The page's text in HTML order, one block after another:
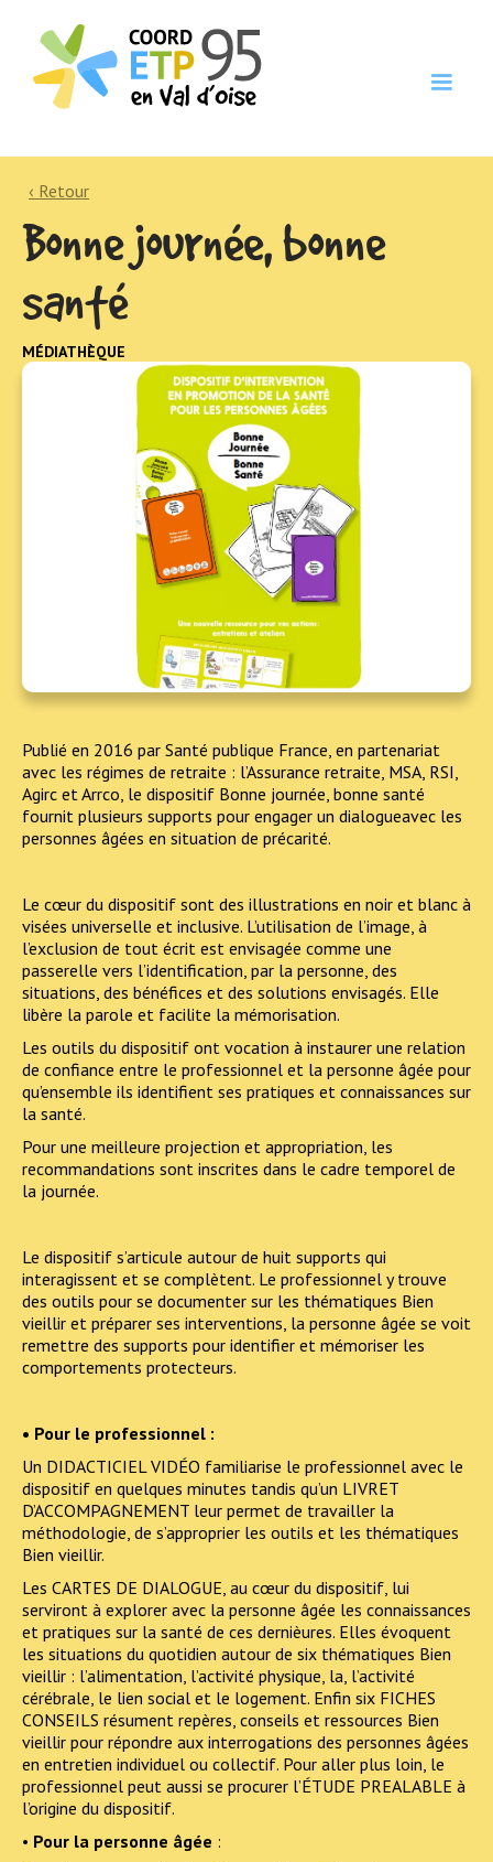
‹ Retour
Bonne journée, bonne
santé
MÉDIATHÈQUE
Publié en 2016 par Santé publique France, en partenariat
avec les régimes de retraite : l’Assurance retraite, MSA, RSI,
Agirc et Arrco, le dispositif Bonne journée, bonne santé
fournit plusieurs supports pour engager un dialogueavec les
personnes âgées en situation de précarité.
Le cœur du dispositif sont des illustrations en noir et blanc à
visées universelle et inclusive. L’utilisation de l’image, à
l’exclusion de tout écrit est envisagée comme une
passerelle vers l’identification, par la personne, des
situations, des bénéfices et des solutions envisagés. Elle
libère la parole et facilite la mémorisation.
Les outils du dispositif ont vocation à instaurer une relation
de confiance entre le professionnel et la personne âgée pour
qu’ensemble ils identifient ses pratiques et connaissances sur
la santé.
Pour une meilleure projection et appropriation, les
recommandations sont inscrites dans le cadre temporel de
la journée.
Le dispositif s’articule autour de huit supports qui
interagissent et se complètent. Le professionnel y trouve
des outils pour se documenter sur les thématiques Bien
vieillir et préparer ses interventions, la personne âgée se voit
remettre des supports pour identifier et mémoriser les
comportements protecteurs.
• Pour le professionnel :
Un DIDACTICIEL VIDÉO familiarise le professionnel avec le
dispositif en quelques minutes tandis qu’un LIVRET
D’ACCOMPAGNEMENT leur permet de travailler la
méthodologie, de s’approprier les outils et les thématiques
Bien vieillir.
Les CARTES DE DIALOGUE, au cœur du dispositif, lui
serviront à explorer avec la personne âgée les connaissances
et pratiques sur la santé de ces dernièures. Elles évoquent
les situations du quotidien autour de six thématiques Bien
vieillir : l’alimentation, l’activité physique, la, l’activité
cérébrale, le lien social et le logement. Enfin six FICHES
CONSEILS résument repères, conseils et ressources Bien
vieillir pour répondre aux interrogations des personnes âgées
en entretien individuel ou collectif. Pour aller plus loin, le
professionnel peut aussi se procurer l’ÉTUDE PREALABLE à
l’origine du dispositif.
• Pour la personne âgée :